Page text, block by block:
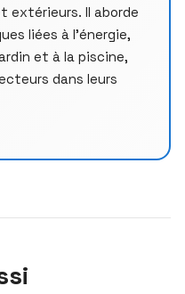
extérieurs. Il aborde
liées à l’énergie,
et à la piscine,
dans leurs